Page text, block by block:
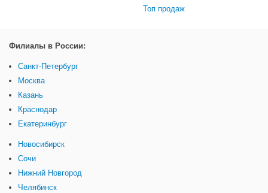
Топ продаж
Филиалы в России:
Санкт-Петербург
Москва
Казань
Краснодар
Екатеринбург
Новосибирск
Сочи
Нижний Новгород
Челябинск